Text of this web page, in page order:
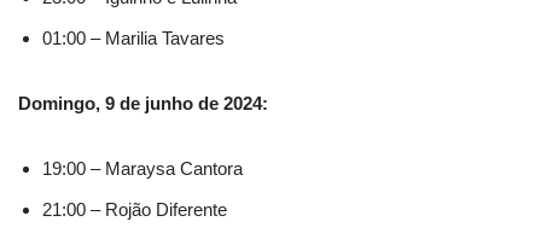
01:00 – Marilia Tavares
Domingo, 9 de junho de 2024:
19:00 – Maraysa Cantora
21:00 – Rojão Diferente